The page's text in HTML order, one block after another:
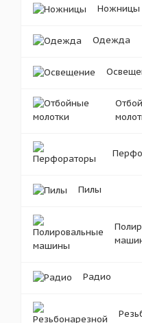
Ножницы
Одежда
Пилы
Радио